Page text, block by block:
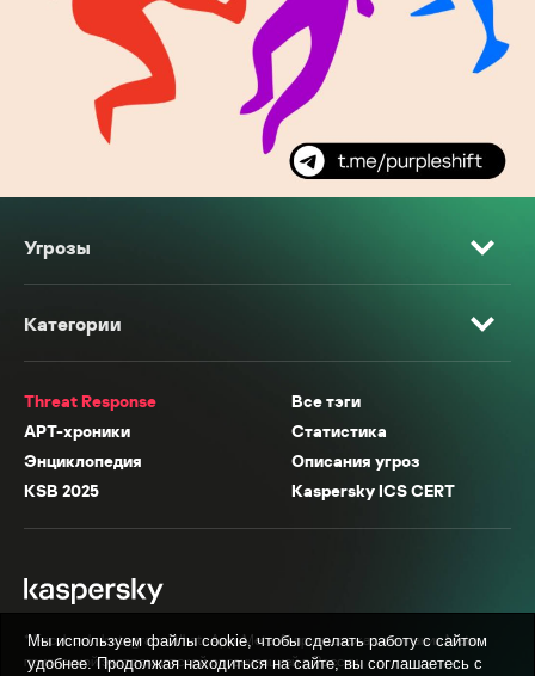
Угрозы
Категории
Threat Response
Все тэги
APT-хроники
Статистика
Энциклопедия
Описания угроз
KSB 2025
Kaspersky ICS CERT
* Facebook, Instagram, WhatsApp, Meta AI принадлежат компании Meta,
признанной экстремистской организацией в России.
Мы используем файлы cookie, чтобы сделать работу с сайтом
удобнее. Продолжая находиться на сайте, вы соглашаетесь с